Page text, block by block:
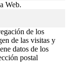
Web.
de los
de las visitas y
datos de los
postal